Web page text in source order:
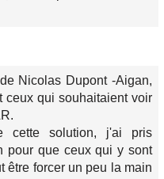
Nicolas Dupont -Aigan,
ceux qui souhaitaient voir
cette solution, j'ai pris
pour que ceux qui y sont
être forcer un peu la main